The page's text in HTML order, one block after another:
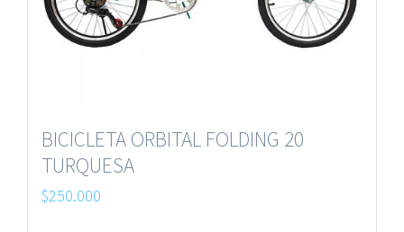
BICICLETA ORBITAL FOLDING 20
TURQUESA
$250.000